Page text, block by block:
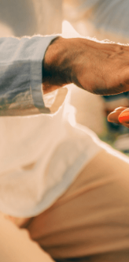
Muy facilitadores,
maternidad y la
Maribel